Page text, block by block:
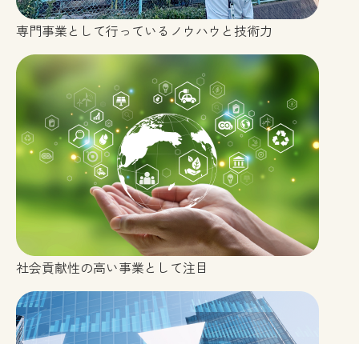
専門事業として行っているノウハウと技術力
社会貢献性の高い事業として注目